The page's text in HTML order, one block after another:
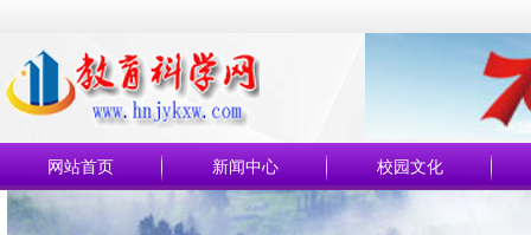
网站首页 新闻中心 校园文化